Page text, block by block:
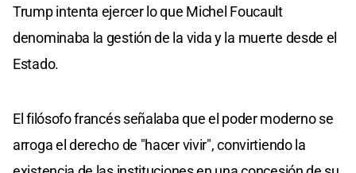
Trump intenta ejercer lo que Michel Foucault
denominaba la gestión de la vida y la muerte desde el
Estado.
El filósofo francés señalaba que el poder moderno se
arroga el derecho de "hacer vivir", convirtiendo la